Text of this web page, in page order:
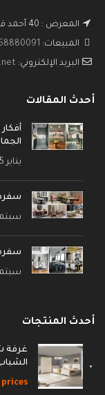
المعرض : 40 أحمد قاسم جوده - مدينة نصر
المبيعات:
البريد الإلكتروني:
أحدث المقالات
يناير 15, 2024
سفره مودرن | 5
سبتمبر 3,
سبتمبر 3,
أحدث المنتجات
prices